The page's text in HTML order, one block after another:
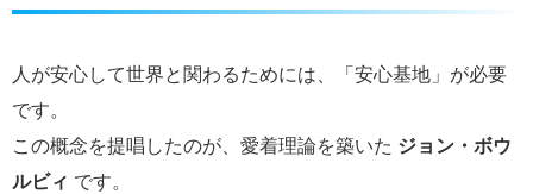
人が安心して世界と関わるためには、「安心基地」が必要
です。
この概念を提唱したのが、愛着理論を築いた ジョン・ボウ
ルビィ です。